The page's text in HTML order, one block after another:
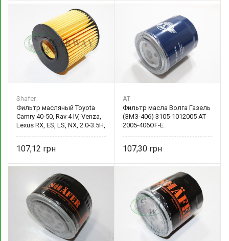
Shafer
Фильтр масляный Toyota
Camry 40-50, Rav 4 IV, Venza,
Lexus RX, ES, LS, NX, 2.0-3.5H,
107,12
AT
Фильтр масла Волга Газель
(ЗМЗ-406) 3105-1012005 AT
2005-406OF-E
107,30